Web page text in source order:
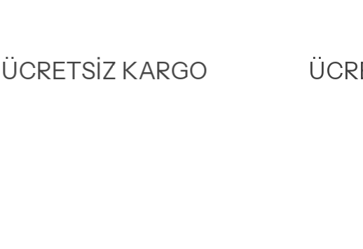
ÜCRETSİZ KARGO